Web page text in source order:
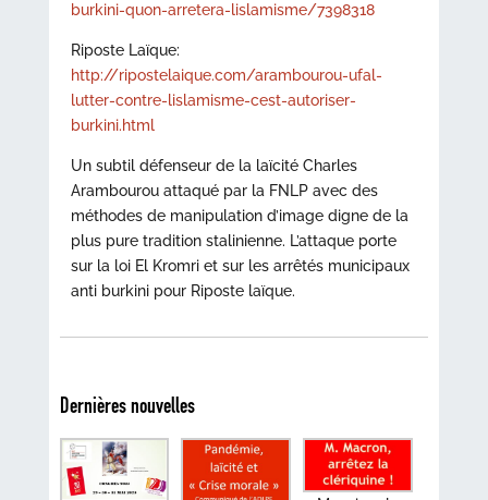
burkini-quon-arretera-lislamisme/7398318
Riposte Laïque:
http://ripostelaique.com/arambourou-ufal-
lutter-contre-lislamisme-cest-autoriser-
burkini.html
Un subtil défenseur de la laïcité Charles
Arambourou attaqué par la FNLP avec des
méthodes de manipulation d’image digne de la
plus pure tradition stalinienne. L’attaque porte
sur la loi El Kromri et sur les arrêtés municipaux
anti burkini pour Riposte laïque.
Dernières nouvelles